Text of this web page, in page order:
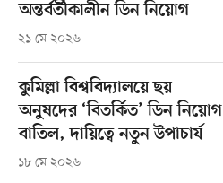
অন্তর্বর্তীকালীন ডিন নিয়োগ
২১ মে ২০২৬
কুমিল্লা বিশ্ববিদ্যালয়ে ছয়
অনুষদের ‘বিতর্কিত’ ডিন নিয়োগ
বাতিল, দায়িত্বে নতুন উপাচার্য
১৮ মে ২০২৬